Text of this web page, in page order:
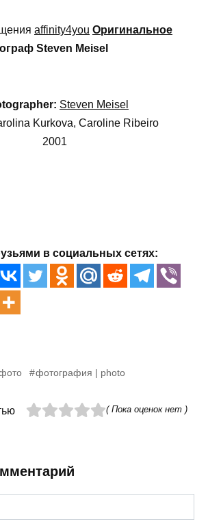
affinity4you Оригинальное
Steven Meisel
Steven Meisel
Kurkova, Caroline Ribeiro
2001
в социальных сетях:
фотография | photo
( Пока оценок нет )